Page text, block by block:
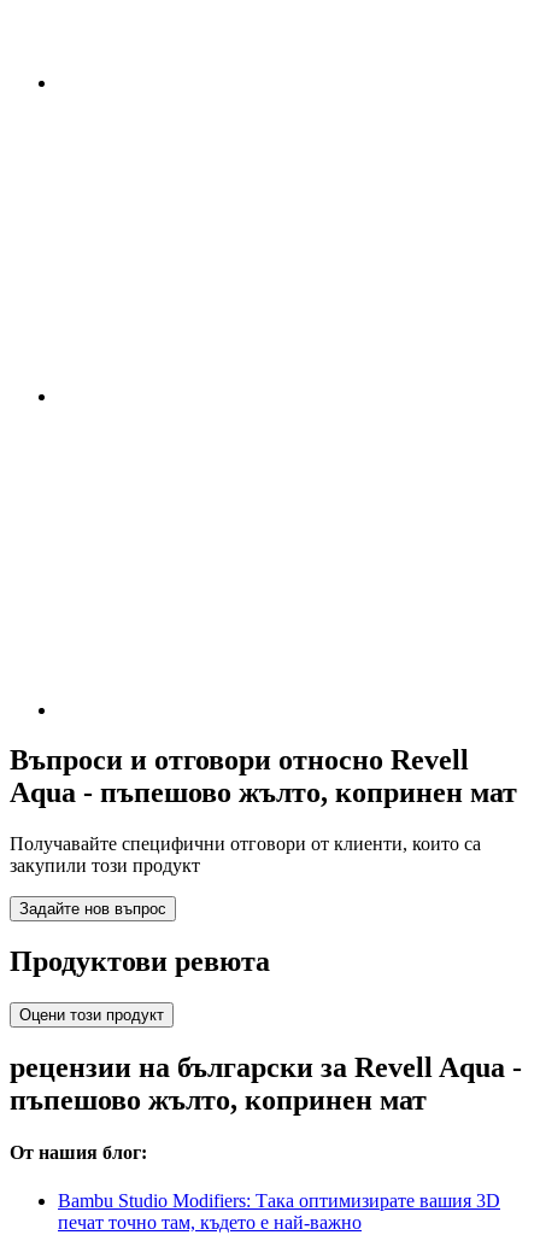
Въпроси и отговори относно Revell
Aqua - пъпешово жълто, копринен мат
Получавайте специфични отговори от клиенти, които са
закупили този продукт
Задайте нов въпрос
Продуктови ревюта
Оцени този продукт
рецензии на български за Revell Aqua -
пъпешово жълто, копринен мат
От нашия блог:
Bambu Studio Modifiers: Така оптимизирате вашия 3D
печат точно там, където е най-важно